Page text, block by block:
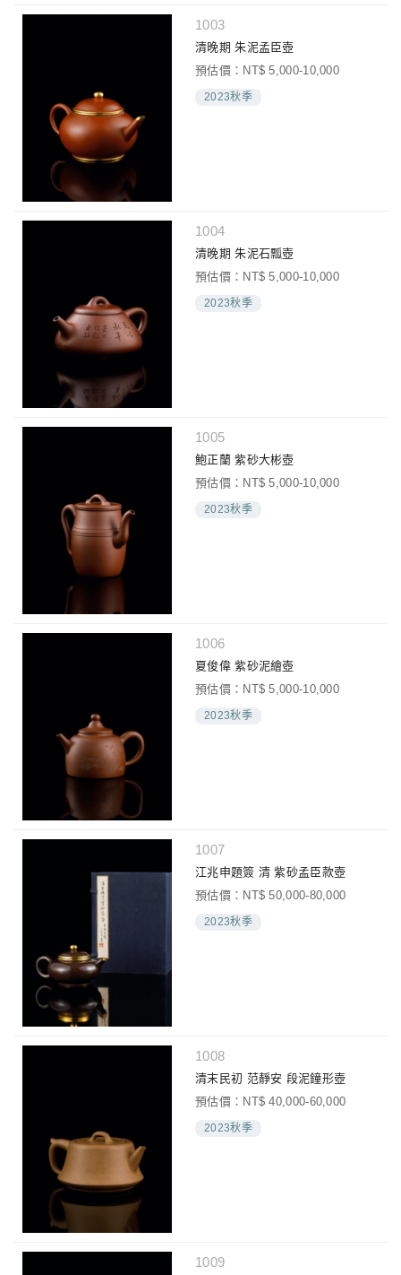
1003
清晚期 朱泥孟臣壺
預估價：NT$ 5,000-10,000
2023秋季
1004
清晚期 朱泥石瓢壺
預估價：NT$ 5,000-10,000
2023秋季
1005
鮑正蘭 紫砂大彬壺
預估價：NT$ 5,000-10,000
2023秋季
1006
夏俊偉 紫砂泥繪壺
預估價：NT$ 5,000-10,000
2023秋季
1007
江兆申題簽 清 紫砂孟臣款壺
預估價：NT$ 50,000-80,000
2023秋季
1008
清末民初 范靜安 段泥鐘形壺
預估價：NT$ 40,000-60,000
2023秋季
1009